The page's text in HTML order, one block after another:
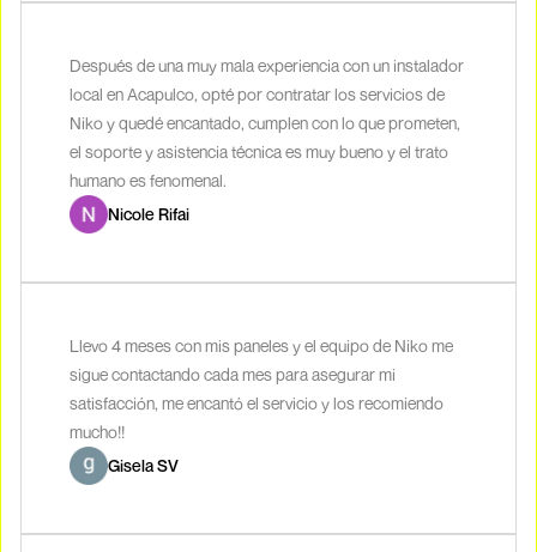
Después de una muy mala experiencia con un instalador
local en Acapulco, opté por contratar los servicios de
Niko y quedé encantado, cumplen con lo que prometen,
el soporte y asistencia técnica es muy bueno y el trato
humano es fenomenal.
Nicole Rifai
Llevo 4 meses con mis paneles y el equipo de Niko me
sigue contactando cada mes para asegurar mi
satisfacción, me encantó el servicio y los recomiendo
mucho!!
Gisela SV